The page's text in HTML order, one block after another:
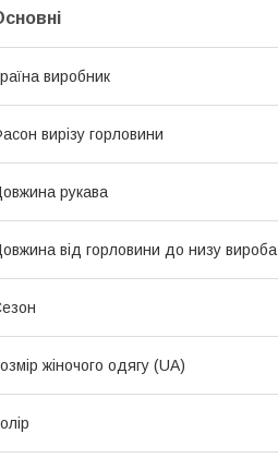
виробник
вирізу горловини
рукава
від горловини до низу вироба
жіночого одягу (UA)